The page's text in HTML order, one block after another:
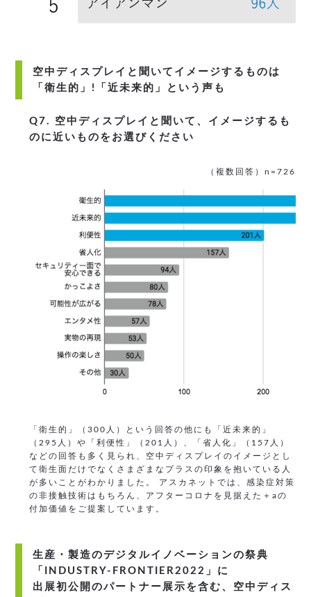
空中ディスプレイと聞いてイメージするものは
「衛生的」!「近未来的」という声も
Q7. 空中ディスプレイと聞いて、イメージするも
のに近いものをお選びください
（複数回答）n=726
「衛生的」（300人）という回答の他にも「近未来的」
（295人）や「利便性」（201人）、「省人化」（157人）
などの回答も多く見られ、空中ディスプレイのイメージとし
て衛生面だけでなくさまざまなプラスの印象を抱いている人
が多いことがわかりました。 アスカネットでは、感染症対策
の非接触技術はもちろん、アフターコロナを見据えた＋aの
付加価値をご提案しています。
生産・製造のデジタルイノベーションの祭典
「INDUSTRY-FRONTIER2022」に
出展初公開のパートナー展示を含む、空中ディス